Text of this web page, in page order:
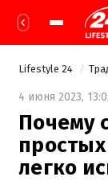
Lifestyle 24
4 июня 2023,
Почему
легко